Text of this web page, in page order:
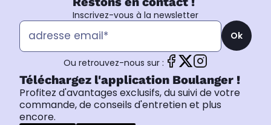
Inscrivez-vous à la newsletter
Ok
Ou retrouvez-nous sur :
Téléchargez l'application Boulanger !
Profitez d'avantages exclusifs, du suivi de votre
commande, de conseils d'entretien et plus
encore.